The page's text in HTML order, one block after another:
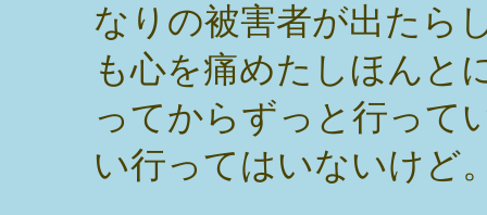
なりの被害者が出たら
も心を痛めたしほんと
ってからずっと行って
い行ってはいないけど